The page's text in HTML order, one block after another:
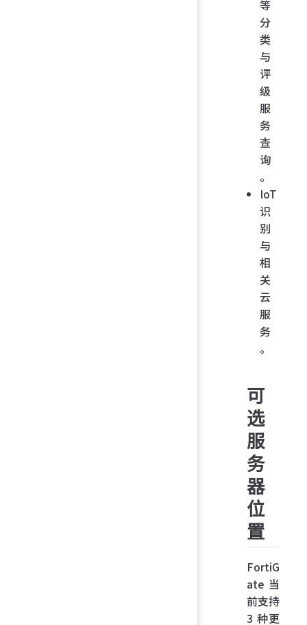
等
分
类
与
评
级
服
务
查
询
。
IoT
识
别
与
相
关
云
服
务
。
可
选
服
务
器
位
置
FortiG
ate 当
前支持
3 种更